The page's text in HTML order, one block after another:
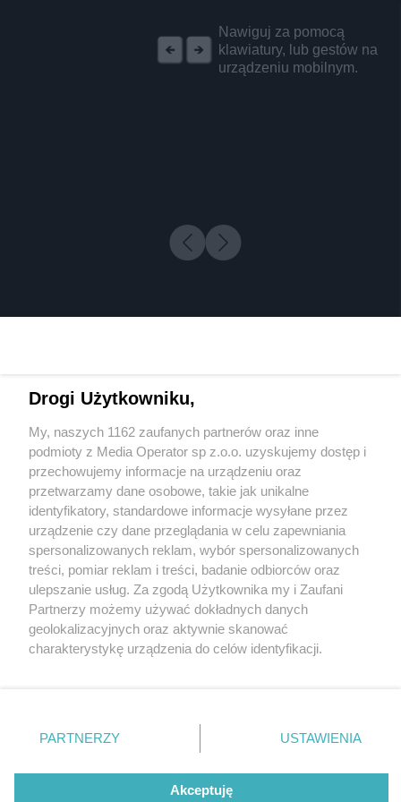
Nawiguj za pomocą
klawiatury, lub gestów na
urządzeniu mobilnym.
4 / 0
Wydawca mediów lokalnych
Nie zapomnij
zapoznać się z:
polityką prywatności
Twojemiasto
Piekary Śląskie
Chorzów
Tarnowskie Góry
Gliwice
Skontakuj sięz nami
Kontakt
Redakcja
Newsletter
Drogi Użytkowniku,
My, naszych 1162 zaufanych partnerów oraz inne
podmioty z Media Operator sp z.o.o. uzyskujemy dostęp i
przechowujemy informacje na urządzeniu oraz
przetwarzamy dane osobowe, takie jak unikalne
identyfikatory, standardowe informacje wysyłane przez
urządzenie czy dane przeglądania w celu zapewniania
spersonalizowanych reklam, wybór spersonalizowanych
treści, pomiar reklam i treści, badanie odbiorców oraz
ulepszanie usług. Za zgodą Użytkownika my i Zaufani
Partnerzy możemy używać dokładnych danych
geolokalizacyjnych oraz aktywnie skanować
charakterystykę urządzenia do celów identyfikacji.
zmienić/wycofać klikając przycisk ustawień prywatności
znajdujący się w lewym dolnym rogu strony
rodzaje przetwarzania danych nie wymagają zgody
użytkownika, ale masz prawo sprzeciwić się takiemu
PARTNERZY USTAWIENIA
Akceptuję